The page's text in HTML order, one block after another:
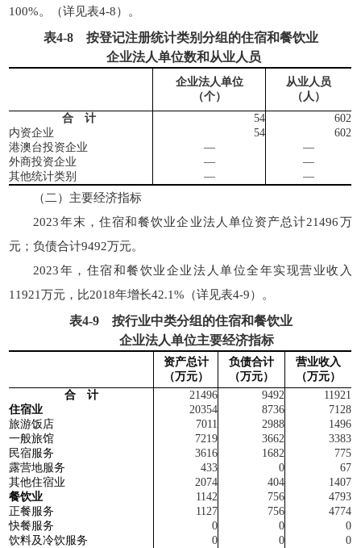
100%。（详见表4-8）。
表4-8按登记注册统计类别分组的住宿和餐饮业
企业法人单位数和从业人员
企业法人单位
（个）
从业人员
（人）
合 计
54
602
内资企业
54
602
港澳台投资企业 —
—
外商投资企业
—
—
其他统计类别
— —
（二）主要经济指标
2023年末，住宿和餐饮业企业法人单位资产总计21496万
元；负债合计9492万元。
2023年，住宿和餐饮业企业法人单位全年实现营业收入
11921万元，比2018年增长42.1%（详见表4-9）。
表4-9按行业中类分组的住宿和餐饮业
企业法人单位主要经济指标
资产总计
（万元）
负债合计
（万元）
营业收入
（万元）
合 计
21496 9492
11921
住宿业
20354 8736
7128
旅游饭店
7011 2988
1496
一般旅馆
7219 3662
3383
民宿服务
3616 1682
775
露营地服务
433 0
67
其他住宿业
2074 404
1407
餐饮业
1142 756
4793
正餐服务
1127 756
4774
快餐服务
0 0
0
饮料及冷饮服务
0 0
0